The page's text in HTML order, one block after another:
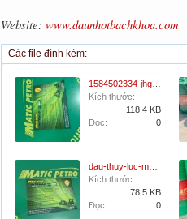
Website: www.daunhotbachkhoa.com
Các file đính kèm:
Kích thước:
118.4 KB
Đọc:
0
Kích thước:
78.5 KB
Đọc:
0